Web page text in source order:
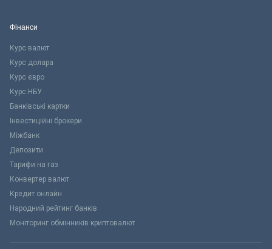
Фінанси
Курс валют
Курс долара
Курс євро
Курс НБУ
Банківські картки
Інвестиційні брокери
Міжбанк
Депозити
Тарифи на газ
Конвертер валют
Кредит онлайн
Народний рейтинг банків
Моніторинг обмінників криптовалют